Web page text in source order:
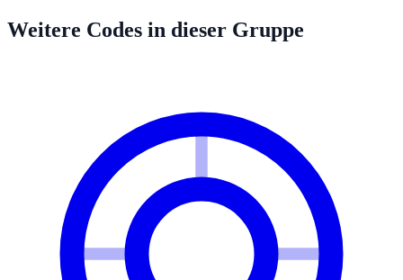
Weitere Codes in dieser Gruppe